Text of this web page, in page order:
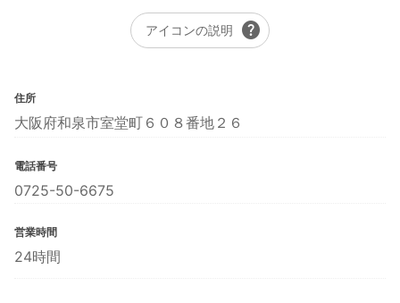
アイコンの説明 help
住所
大阪府和泉市室堂町６０８番地２６
電話番号
0725-50-6675
営業時間
24時間